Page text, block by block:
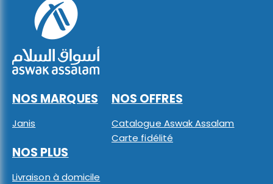
NOS MARQUES
Janis
NOS OFFRES
Catalogue Aswak Assalam
Carte fidélité
NOS PLUS
Livraison à domicile